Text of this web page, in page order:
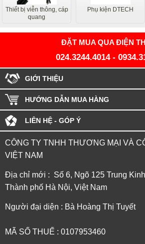
Thiết bị viễn thông, cáp
quang
Phụ kiện DTECH
ĐẶT MUA QUA ĐIỆN
024.3244.4014-
GIỚI THIỆU
HƯỚNG DẪN MUA HÀNG
LIÊN HỆ - GÓP Ý
CÔNG TY TNHH THƯƠNG MẠI VÀ
VIỆT NAM
Địa chỉ mới : Số 6, Ngõ 125 Trung
Thành phố Hà Nội, Việt Nam
Người đại diện : Bà Hoàng Thị Tuyết
MÃ SỐ THUẾ : 0107953460